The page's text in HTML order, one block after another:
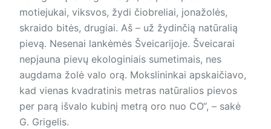
motiejukai, viksvos, žydi čiobreliai, jonažolės,
skraido bitės, drugiai. Aš – už žydinčią natūralią
pievą. Nesenai lankėmės Šveicarijoje. Šveicarai
nepjauna pievų ekologiniais sumetimais, nes
augdama žolė valo orą. Moks­li­nin­kai apskaičiavo,
kad vienas kvad­ratinis metras natūralios pievos
per parą išvalo kubinį metrą oro nuo CO“, – sakė
G. Grigelis.